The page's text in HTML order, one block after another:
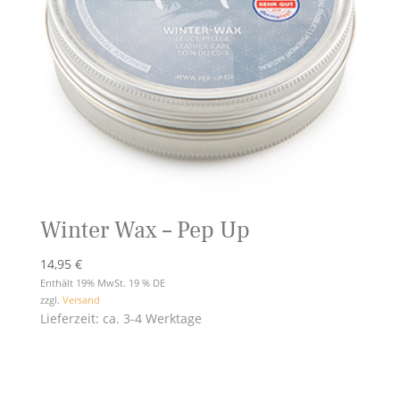
Winter Wax – Pep Up
14,95 €
Enthält 19% MwSt. 19 % DE
zzgl. Versand
Lieferzeit: ca. 3-4 Werktage